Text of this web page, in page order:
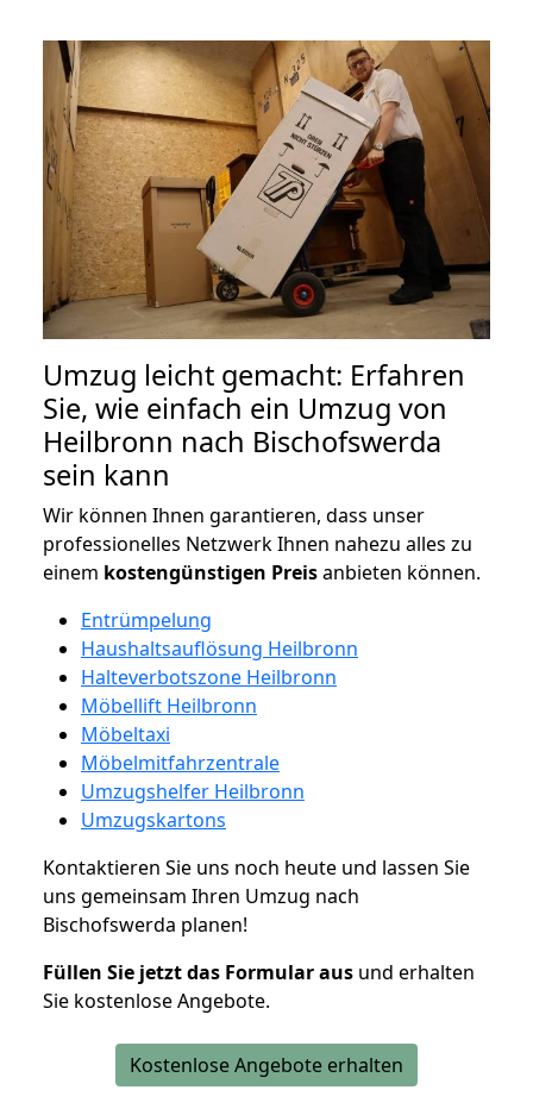
Umzug leicht gemacht: Erfahren
Sie, wie einfach ein Umzug von
Heilbronn nach Bischofswerda
sein kann
Wir können Ihnen garantieren, dass unser
professionelles Netzwerk Ihnen nahezu alles zu
einem kostengünstigen Preisanbieten können.
Entrümpelung
Haushaltsauflösung Heilbronn
Halteverbotszone Heilbronn
Möbellift Heilbronn
Möbeltaxi
Möbelmitfahrzentrale
Umzugshelfer Heilbronn
Umzugskartons
Kontaktieren Sie uns noch heute und lassen Sie
uns gemeinsam Ihren Umzug nach
Bischofswerda planen!
Füllen Sie jetzt das Formular aus und erhalten
Sie kostenlose Angebote.
Kostenlose Angebote erhalten